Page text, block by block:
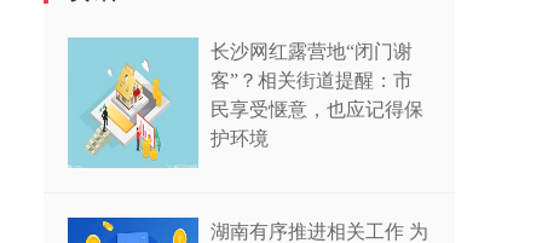
长沙网红露营地“闭门谢
客”？相关街道提醒：市
民享受惬意，也应记得保
护环境
湖南有序推进相关工作 为